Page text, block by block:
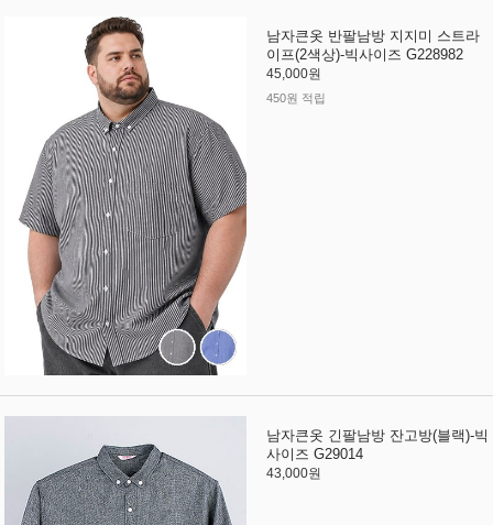
남자큰옷 반팔남방 지지미 스트라
이프(2색상)-빅사이즈 G228982
45,000원
450원 적립
남자큰옷 긴팔남방 잔고방(블랙)-빅
사이즈 G29014
43,000원